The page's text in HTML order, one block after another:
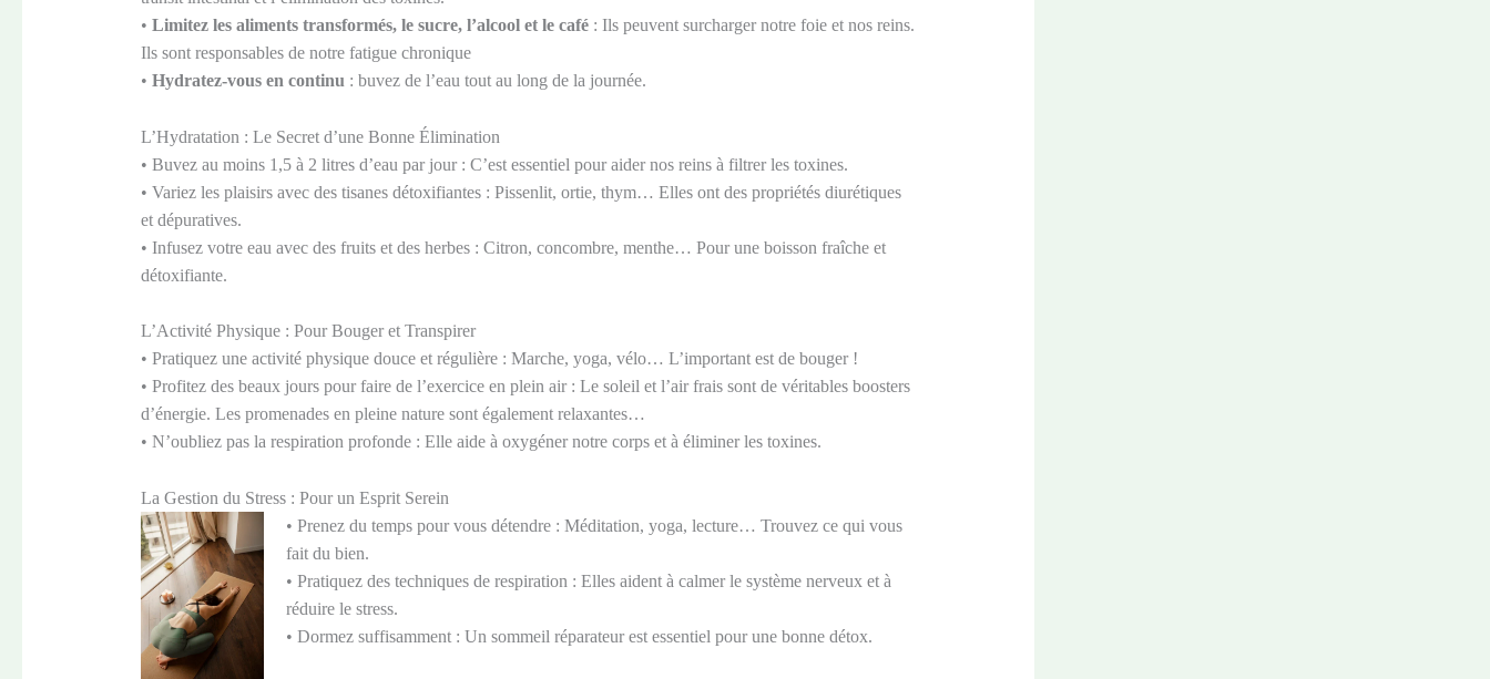
• Limitez les aliments transformés, le sucre, l’alcool et le café: Ils peuvent surcharger notre foie et nos reins.
Ils sont responsables de notre fatigue chronique
• Hydratez-vous en continu : buvez de l’eau tout au long de la journée.
L’Hydratation : Le Secret d’une Bonne Élimination
• Buvez au moins 1,5 à 2 litres d’eau par jour : C’est essentiel pour aider nos reins à filtrer les toxines.
• Variez les plaisirs avec des tisanes détoxifiantes : Pissenlit, ortie, thym… Elles ont des propriétés diurétiques
et dépuratives.
• Infusez votre eau avec des fruits et des herbes : Citron, concombre, menthe… Pour une boisson fraîche et
détoxifiante.
L’Activité Physique : Pour Bouger et Transpirer
• Pratiquez une activité physique douce et régulière : Marche, yoga, vélo… L’important est de bouger !
• Profitez des beaux jours pour faire de l’exercice en plein air : Le soleil et l’air frais sont de véritables boosters
d’énergie. Les promenades en pleine nature sont également relaxantes…
• N’oubliez pas la respiration profonde : Elle aide à oxygéner notre corps et à éliminer les toxines.
La Gestion du Stress : Pour un Esprit Serein
• Prenez du temps pour vous détendre : Méditation, yoga, lecture… Trouvez ce qui vous
fait du bien.
• Pratiquez des techniques de respiration : Elles aident à calmer le système nerveux et à
réduire le stress.
• Dormez suffisamment : Un sommeil réparateur est essentiel pour une bonne détox.